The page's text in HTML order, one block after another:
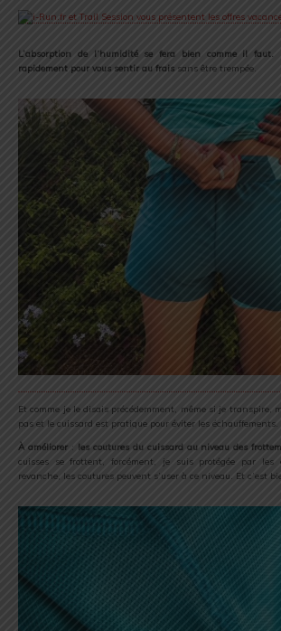
L’absorption de l’humidité se fera bien comme il faut.
rapidement pour vous sentir au frais sans être trempée.
Et comme je le disais précédemment, même si je transpire,
pas et le cuissard est pratique pour éviter les échauffements.
À améliorer: les coutures du cuissard au niveau des
cuisses se frottent, forcément, je suis protégée par les
revanche, les coutures peuvent s’user à ce niveau. Et c’est